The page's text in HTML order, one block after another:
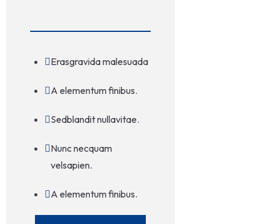
Erasgravida malesuada
A elementum finibus.
Sedblandit nullavitae.
Nunc necquam
velsapien.
A elementum finibus.